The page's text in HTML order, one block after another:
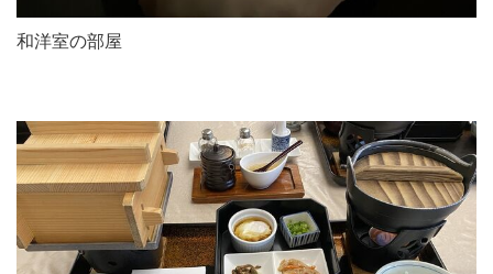
和洋室の部屋